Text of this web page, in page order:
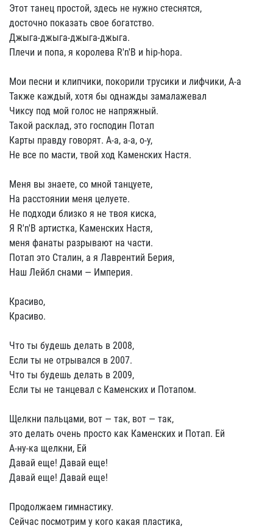
Этот танец простой, здесь не нужно стеснятся,
досточно показать свое богатство.
Джыга-джыга-джыга-джыга.
Плечи и попа, я королева R'n'B и hip-hopa.
Мои песни и клипчики, покорили трусики и лифчики, А-а
Также каждый, хотя бы однажды замалажевал
Чиксу под мой голос не напряжный.
Такой расклад, это господин Потап
Карты правду говорят. А-а, а-а, о-у,
Не все по масти, твой ход Каменских Настя.
Меня вы знаете, со мной танцуете,
На расстоянии меня целуете.
Не подходи близко я не твоя киска,
Я R'n'B артистка, Каменских Настя,
меня фанаты разрывают на части.
Потап это Сталин, а я Лаврентий Берия,
Наш Лейбл снами — Империя.
Красиво,
Красиво.
Что ты будешь делать в 2008,
Если ты не отрывался в 2007.
Что ты будешь делать в 2009,
Если ты не танцевал с Каменских и Потапом.
Щелкни пальцами, вот — так, вот — так,
это делать очень просто как Каменских и Потап. Ей
А-ну-ка щелкни, Ей
Давай еще! Давай еще!
Давай еще! Давай еще!
Продолжаем гимнастику.
Сейчас посмотрим у кого какая пластика,